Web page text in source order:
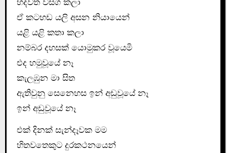
හදවත වසග කලා
ඒ කටහඩ යලි අසන නියායෙන්
යළි යළි කතා කලා
නම්බර දහසක් යොමුකර වූයෙමි
එද හමුවූයේ නෑ
කැලඹුන මා සිත
ඇතිවුනු සෙනෙහස ඉන් අඩුවූයේ නෑ
ඉන් අඩුවූයේ නෑ
එක් දිනක් සැන්දෑවක මම
හිතවතෙකුට දුරකථනයෙන්